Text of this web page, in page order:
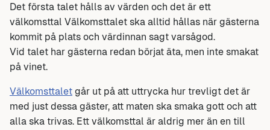
Det första talet hålls av värden och det är ett
välkomsttal Välkomsttalet ska alltid hållas när gästerna
kommit på plats och värdinnan sagt varsågod.
Vid talet har gästerna redan börjat äta, men inte smakat
på vinet.
Välkomsttalet går ut på att uttrycka hur trevligt det är
med just dessa gäster, att maten ska smaka gott och att
alla ska trivas. Ett välkomsttal är aldrig mer än en till